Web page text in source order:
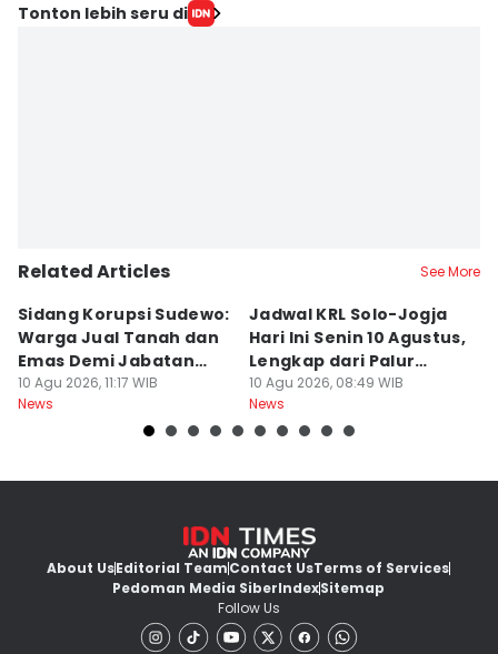
Tonton lebih seru di
Related Articles See More
Sidang Korupsi Sudewo:
Warga Jual Tanah dan
Emas Demi Jabatan
Desa
10 Agu 2026, 11:17 WIB
News
Jadwal KRL Solo-Jogja
Hari Ini Senin 10 Agustus,
Lengkap dari Palur
Sampai Tugu
10 Agu 2026, 08:49 WIB
News
About UsEditorial TeamContact UsTerms of Services
Pedoman Media SiberIndexSitemap
Follow Us